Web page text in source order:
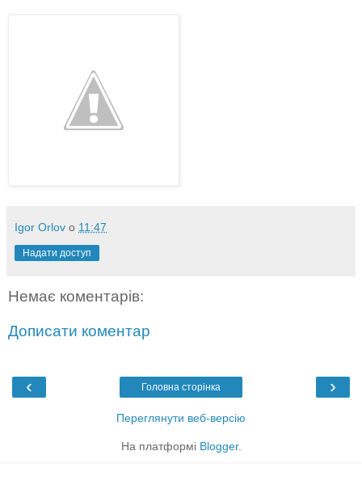
Igor Orlov о 11:47
Надати доступ
Немає коментарів:
Дописати коментар
‹ ›
Головна сторінка
Переглянути веб-версію
На платформі Blogger.